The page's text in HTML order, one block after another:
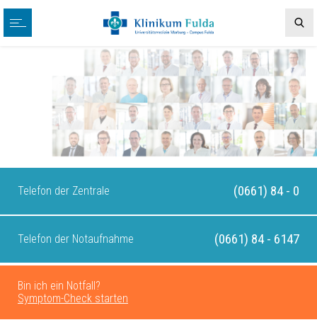
Telefon der Zentrale (0661) 84 - 0
Telefon der Notaufnahme (0661) 84 - 6147
Bin ich ein Notfall?
Symptom-Check starten